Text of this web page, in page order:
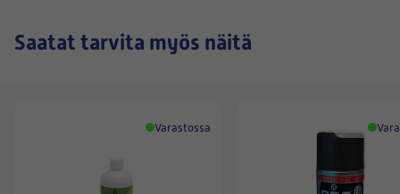
Saatat tarvita myös näitä
Varastossa